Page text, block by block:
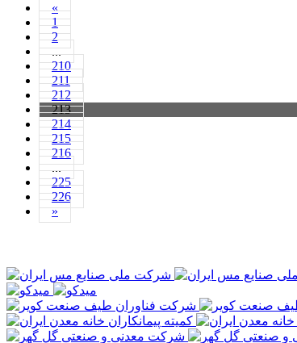
«
1
2
...
210
211
212
213
214
215
216
...
225
226
»